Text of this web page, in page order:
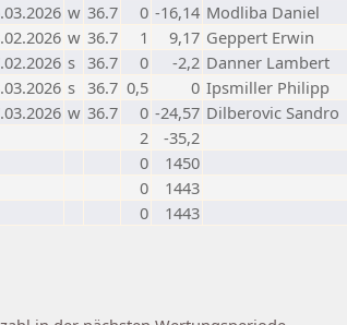
w 36.7 0 -16,14 Modliba Daniel
w 36.7 1 9,17 Geppert Erwin
s 36.7 0 -2,2 Danner Lambert
s 36.7 0,5 0 Ipsmiller Philipp
w 36.7 0 -24,57 Dilberovic Sandro
2
-35,2
0
1450
0
1443
0
1443